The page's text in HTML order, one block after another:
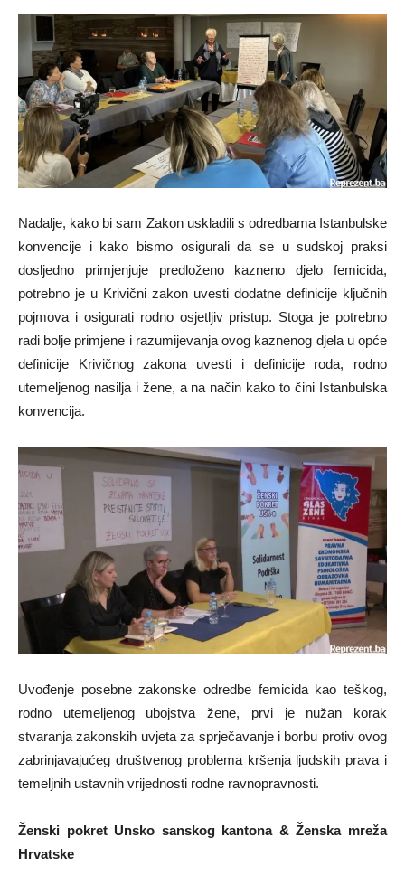
Nadalje, kako bi sam Zakon uskladili s odredbama Istanbulske
konvencije i kako bismo osigurali da se u sudskoj praksi
dosljedno primjenjuje predloženo kazneno djelo femicida,
potrebno je u Krivični zakon uvesti dodatne definicije ključnih
pojmova i osigurati rodno osjetljiv pristup. Stoga je potrebno
radi bolje primjene i razumijevanja ovog kaznenog djela u opće
definicije Krivičnog zakona uvesti i definicije roda, rodno
utemeljenog nasilja i žene, a na način kako to čini Istanbulska
konvencija.
Uvođenje posebne zakonske odredbe femicida kao teškog,
rodno utemeljenog ubojstva žene, prvi je nužan korak
stvaranja zakonskih uvjeta za sprječavanje i borbu protiv ovog
zabrinjavajućeg društvenog problema kršenja ljudskih prava i
temeljnih ustavnih vrijednosti rodne ravnopravnosti.
Ženski pokret Unsko sanskog kantona & Ženska mreža
Hrvatske